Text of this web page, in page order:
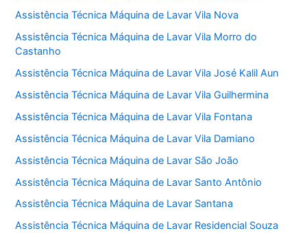
Assistência Técnica Máquina de Lavar Vila Nova
Assistência Técnica Máquina de Lavar Vila Morro do
Castanho
Assistência Técnica Máquina de Lavar Vila José Kalil Aun
Assistência Técnica Máquina de Lavar Vila Guilhermina
Assistência Técnica Máquina de Lavar Vila Fontana
Assistência Técnica Máquina de Lavar Vila Damiano
Assistência Técnica Máquina de Lavar São João
Assistência Técnica Máquina de Lavar Santo Antônio
Assistência Técnica Máquina de Lavar Santana
Assistência Técnica Máquina de Lavar Residencial Souza